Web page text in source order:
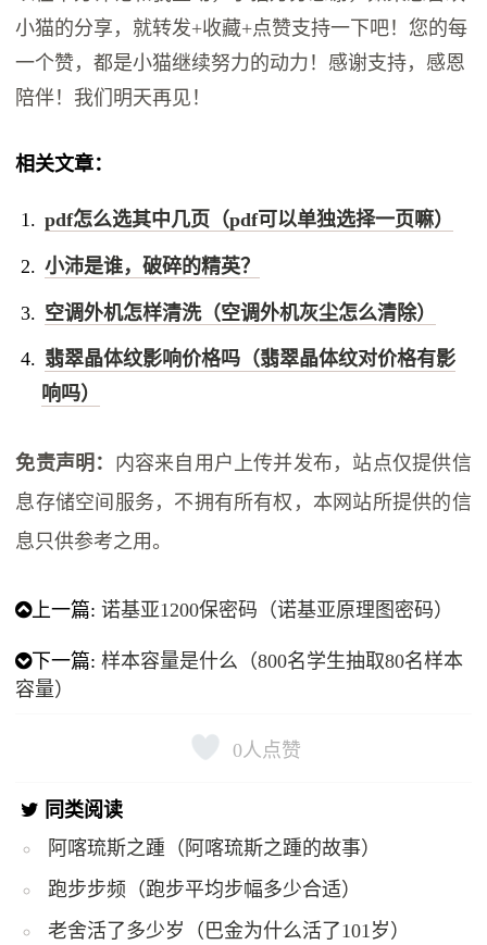
小猫的分享，就转发+收藏+点赞支持一下吧！您的每
一个赞，都是小猫继续努力的动力！感谢支持，感恩
陪伴！我们明天再见！
相关文章：
pdf怎么选其中几页（pdf可以单独选择一页嘛）
小沛是谁，破碎的精英？
空调外机怎样清洗（空调外机灰尘怎么清除）
翡翠晶体纹影响价格吗（翡翠晶体纹对价格有影
响吗）
免责声明： 内容来自用户上传并发布，站点仅提供信
息存储空间服务，不拥有所有权，本网站所提供的信
息只供参考之用。
上一篇:诺基亚1200保密码（诺基亚原理图密码）
下一篇:样本容量是什么（800名学生抽取80名样本
容量）
0 人点赞
同类阅读
阿喀琉斯之踵（阿喀琉斯之踵的故事）
跑步步频（跑步平均步幅多少合适）
老舍活了多少岁（巴金为什么活了101岁）